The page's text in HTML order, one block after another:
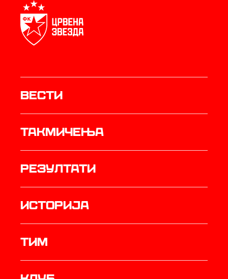
Вести
Такмичења
резултати
историја
ТИМ